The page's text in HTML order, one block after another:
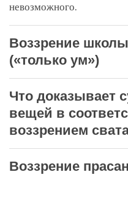
невозможного.
Воззрение
(«только ум»)
Что доказывает
вещей в
воззрением
Воззрение